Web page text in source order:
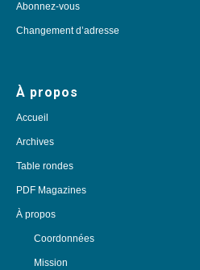
Abonnez-vous
Changement d’adresse
À propos
Accueil
Archives
Table rondes
PDF Magazines
À propos
Coordonnées
Mission